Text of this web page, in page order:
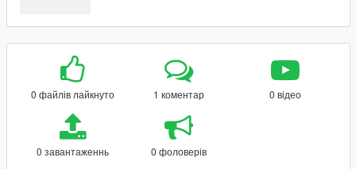
0 файлів лайкнуто 1 коментар 0 відео
0 завантаженнь 0 фоловерів